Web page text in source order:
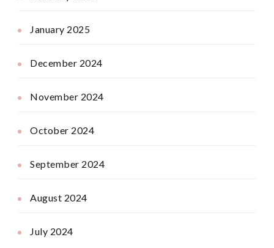
January 2025
December 2024
November 2024
October 2024
September 2024
August 2024
July 2024